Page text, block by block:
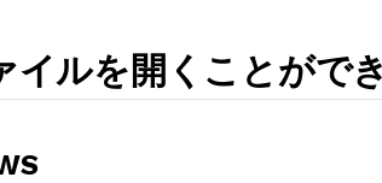
イルを開くことがで